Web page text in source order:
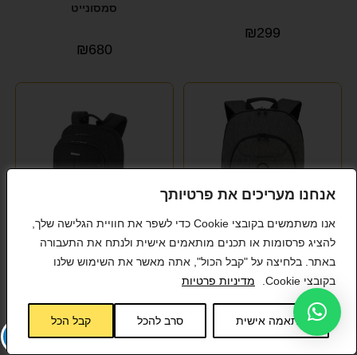
אנחנו מעריכים את פרטיותך
אנו משתמשים בקובצי Cookie כדי לשפר את חוויית הגלישה שלך,
להציג פרסומות או תכנים מותאמים אישית ולנתח את התעבורה
באתר. בלחיצה על "קבל הכול", אתה מאשר את השימוש שלנו
בקובצי Cookie.
מדיניות פרטיות
התאמה אישית סרב להכל קבל הכל
₪299
סמסונייט
₪680
תיק גב למחשב נייד 13.6 איינץ
מבית מותג העל הצרפתי הגדול
באירופה DELSEY ESPLANDE
₪280
₪499